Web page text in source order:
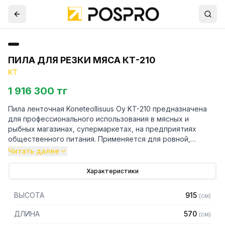
ПИЛА ДЛЯ РЕЗКИ МЯСА КТ-210
KT
1 916 300 тг
Пила ленточная Koneteollisuus Oy KT-210 предназначена
для профессионального использования в мясных и
рыбных магазинах, супермаркетах, на предприятиях
общественного питания. Применяется для ровной,
быстрой и очень качественной распиловки
крупными кусками. Настольная модель при компактных
Особенности:
Читать далее
Характеристики
ВЫСОТА 915 (см)
ДЛИНА 570 (см)